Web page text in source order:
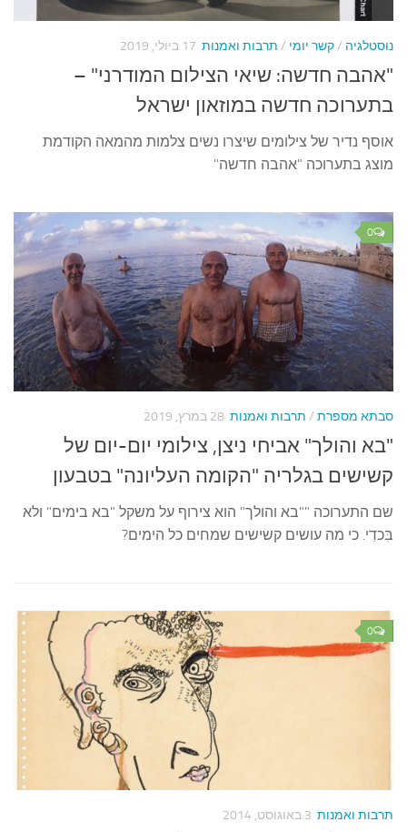
עצות סבתא
סבתא מספרת
נווה הבלוגים
קשר משפחתי
כתבו אלינו
נוסטלגיה /קשר יומי / תרבות ואמנות 17 ביולי, 2019
"אהבה חדשה: שיאי הצילום המודרני" –
בתערוכה חדשה במוזאון ישראל
אוסף נדיר של צילומים שיצרו נשים צלמות מהמאה הקודמת
מוצג בתערוכה "אהבה חדשה"
0
סבתא מספרת / תרבות ואמנות 28 במרץ, 2019
"בא והולך" אביחי ניצן, צילומי יום-יום של
קשישים בגלריה "הקומה העליונה" בטבעון
שם התערוכה ""בא והולך" הוא צירוף על משקל "בא בימים" ולא
בִּכדִי. כי מה עושים קשישים שמחים כל הימים?
0
תרבות ואמנות 3 באוגוסט, 2014